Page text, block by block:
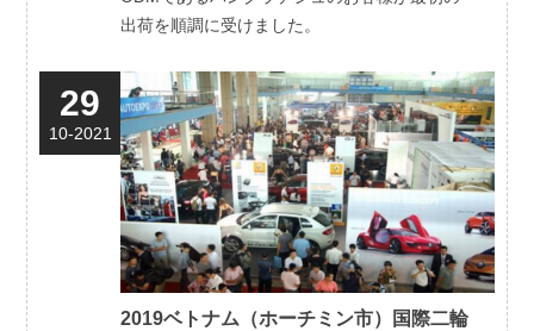
出荷を順調に受けました。
29
10-2021
2019ベトナム（ホーチミン市）国際二輪